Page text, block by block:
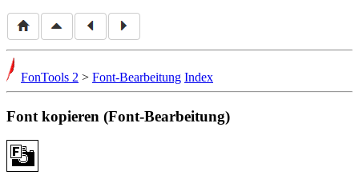
FonTools 2 > Font-Bearbeitung Index
Font kopieren (Font-Bearbeitung)